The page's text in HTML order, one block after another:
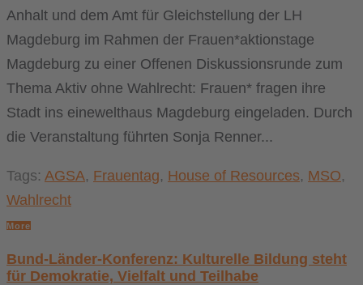
Anhalt und dem Amt für Gleichstellung der LH
Magdeburg im Rahmen der Frauen*aktionstage
Magdeburg zu einer Offenen Diskussionsrunde zum
Thema Aktiv ohne Wahlrecht: Frauen* fragen ihre
Stadt ins einewelthaus Magdeburg eingeladen. Durch
die Veranstaltung führten Sonja Renner...
Tags: AGSA, Frauentag, House of Resources, MSO,
Wahlrecht
More
Bund-Länder-Konferenz: Kulturelle Bildung steht
für Demokratie, Vielfalt und Teilhabe